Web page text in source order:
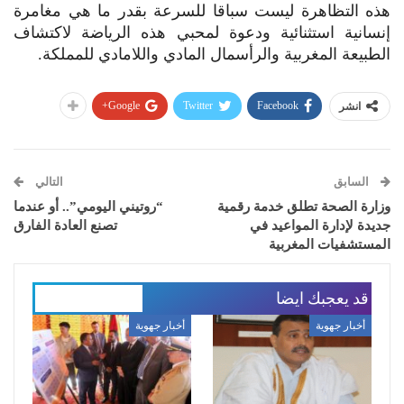
هذه التظاهرة ليست سباقا للسرعة بقدر ما هي مغامرة
إنسانية استثنائية ودعوة لمحبي هذه الرياضة لاكتشاف
الطبيعة المغربية والرأسمال المادي واللامادي للمملكة.
انشر Facebook
Twitter
Google+
السابق
وزارة الصحة تطلق خدمة رقمية
جديدة لإدارة المواعيد في
المستشفيات المغربية
التالي
“روتيني اليومي”.. أو عندما
تصنع العادة الفارق
قد يعجبك ايضا
أخبار جهوية أخبار جهوية